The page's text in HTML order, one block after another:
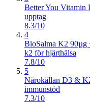
Better You Vitamin
upptag
8.3/10
4
BioSalma K2 90µg
k2 för hjärthälsa
7.8/10
5
Närokällan D3 &
immunstöd
7.3/10